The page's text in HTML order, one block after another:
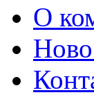
О